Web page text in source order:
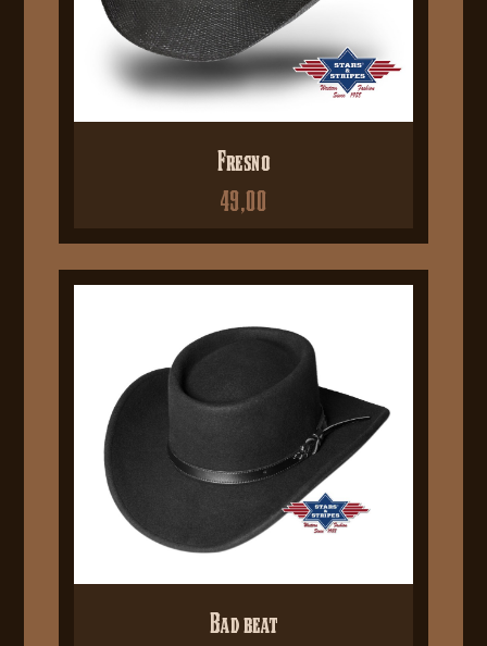
Fresno
49,00
Bad beat